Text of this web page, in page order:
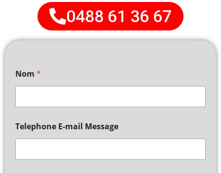
0488 61 36 67
Nom *
Telephone E-mail Message